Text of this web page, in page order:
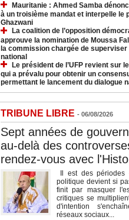
Mauritanie : Ahmed Samba
à un troisième mandat et interpelle le
Ghazwani
La coalition de l’opposition
approuve la nomination de Moussa
la commission chargée de superviser
national
Le président de l’UFP revient sur
qui a prévalu pour obtenir un
permettant le lancement du dialogue
TRIBUNE LIBRE - 06/08/2026
Sept années de
au-delà des
rendez-vous avec
Il est des périodes
politique devient si
finit par masquer
critiques se
d'intention
réseaux sociaux...